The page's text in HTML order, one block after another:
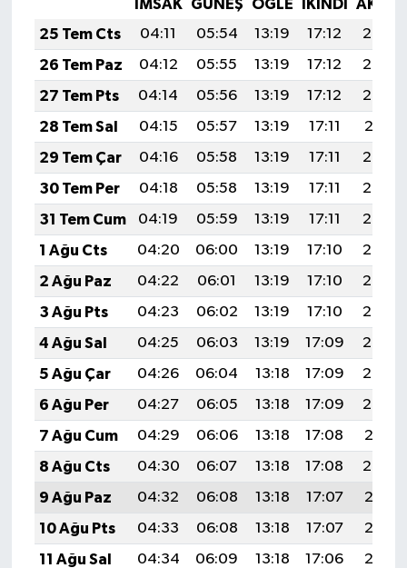
İMSAK GÜNEŞ ÖĞLE İKINDI
25 Tem Cts
04:11 05:54 13:19 17:12
20:34
26 Tem Paz
04:12 05:55 13:19 17:12
20:33
27 Tem Pts
04:14 05:56 13:19 17:12
20:32
28 Tem Sal
04:15 05:57 13:19 17:11
20:31
29 Tem Çar
04:16 05:58 13:19 17:11
20:30
30 Tem Per
04:18 05:58 13:19 17:11
20:29
31 Tem Cum
04:19 05:59 13:19 17:11
20:28
1 Ağu Cts
04:20 06:00 13:19 17:10
20:27
2 Ağu Paz
04:22 06:01 13:19 17:10
20:26
3 Ağu Pts
04:23 06:02 13:19 17:10
20:25
4 Ağu Sal
04:25 06:03 13:19 17:09
20:24
5 Ağu Çar
04:26 06:04 13:18 17:09
20:23
6 Ağu Per
04:27 06:05 13:18 17:09
20:22
7 Ağu Cum
04:29 06:06 13:18 17:08
20:21
8 Ağu Cts
04:30 06:07 13:18 17:08
20:20
9 Ağu Paz
04:32 06:08 13:18 17:07
20:18
10 Ağu Pts
04:33 06:08 13:18 17:07
20:17
11 Ağu Sal
04:34 06:09 13:18 17:06
20:16